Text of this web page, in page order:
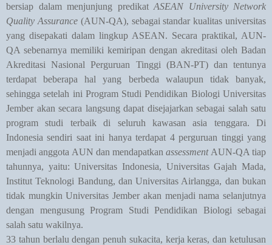
bersiap dalam menjunjung predikat ASEAN University Network
Quality Assurance (AUN-QA), sebagai standar kualitas universitas
yang disepakati dalam lingkup ASEAN. Secara praktikal, AUN-
QA sebenarnya memiliki kemiripan dengan akreditasi oleh Badan
Akreditasi Nasional Perguruan Tinggi (BAN-PT) dan tentunya
terdapat beberapa hal yang berbeda walaupun tidak banyak,
sehingga setelah ini Program Studi Pendidikan Biologi Universitas
Jember akan secara langsung dapat disejajarkan sebagai salah satu
program studi terbaik di seluruh kawasan asia tenggara. Di
Indonesia sendiri saat ini hanya terdapat 4 perguruan tinggi yang
menjadi anggota AUN dan mendapatkanassessmentAUN-QA tiap
tahunnya, yaitu: Universitas Indonesia, Universitas Gajah Mada,
Institut Teknologi Bandung, dan Universitas Airlangga, dan bukan
tidak mungkin Universitas Jember akan menjadi nama selanjutnya
dengan mengusung Program Studi Pendidikan Biologi sebagai
salah satu wakilnya.
33 tahun berlalu dengan penuh sukacita, kerja keras, dan ketulusan